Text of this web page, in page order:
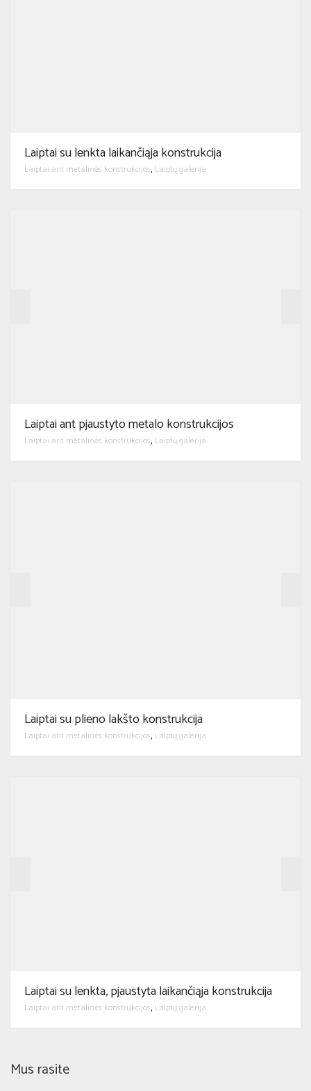
Laiptai su lenkta laikančiąja konstrukcija
Laiptai ant metalinės konstrukcijos, Laiptų galerija
Laiptai ant pjaustyto metalo konstrukcijos
Laiptai ant metalinės konstrukcijos Laiptų galerija
Laiptai su plieno lakšto konstrukcija
Laiptai ant metalinės konstrukcijos, Laiptų galerija
Laiptai su lenkta, pjaustyta laikančiąja konstrukcija
Laiptai ant metalinės konstrukcijos Laiptų galerija
Mus rasite